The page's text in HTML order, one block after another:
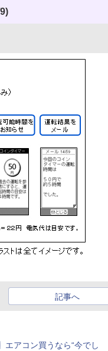
記事へ
エアコン買うなら“今でし